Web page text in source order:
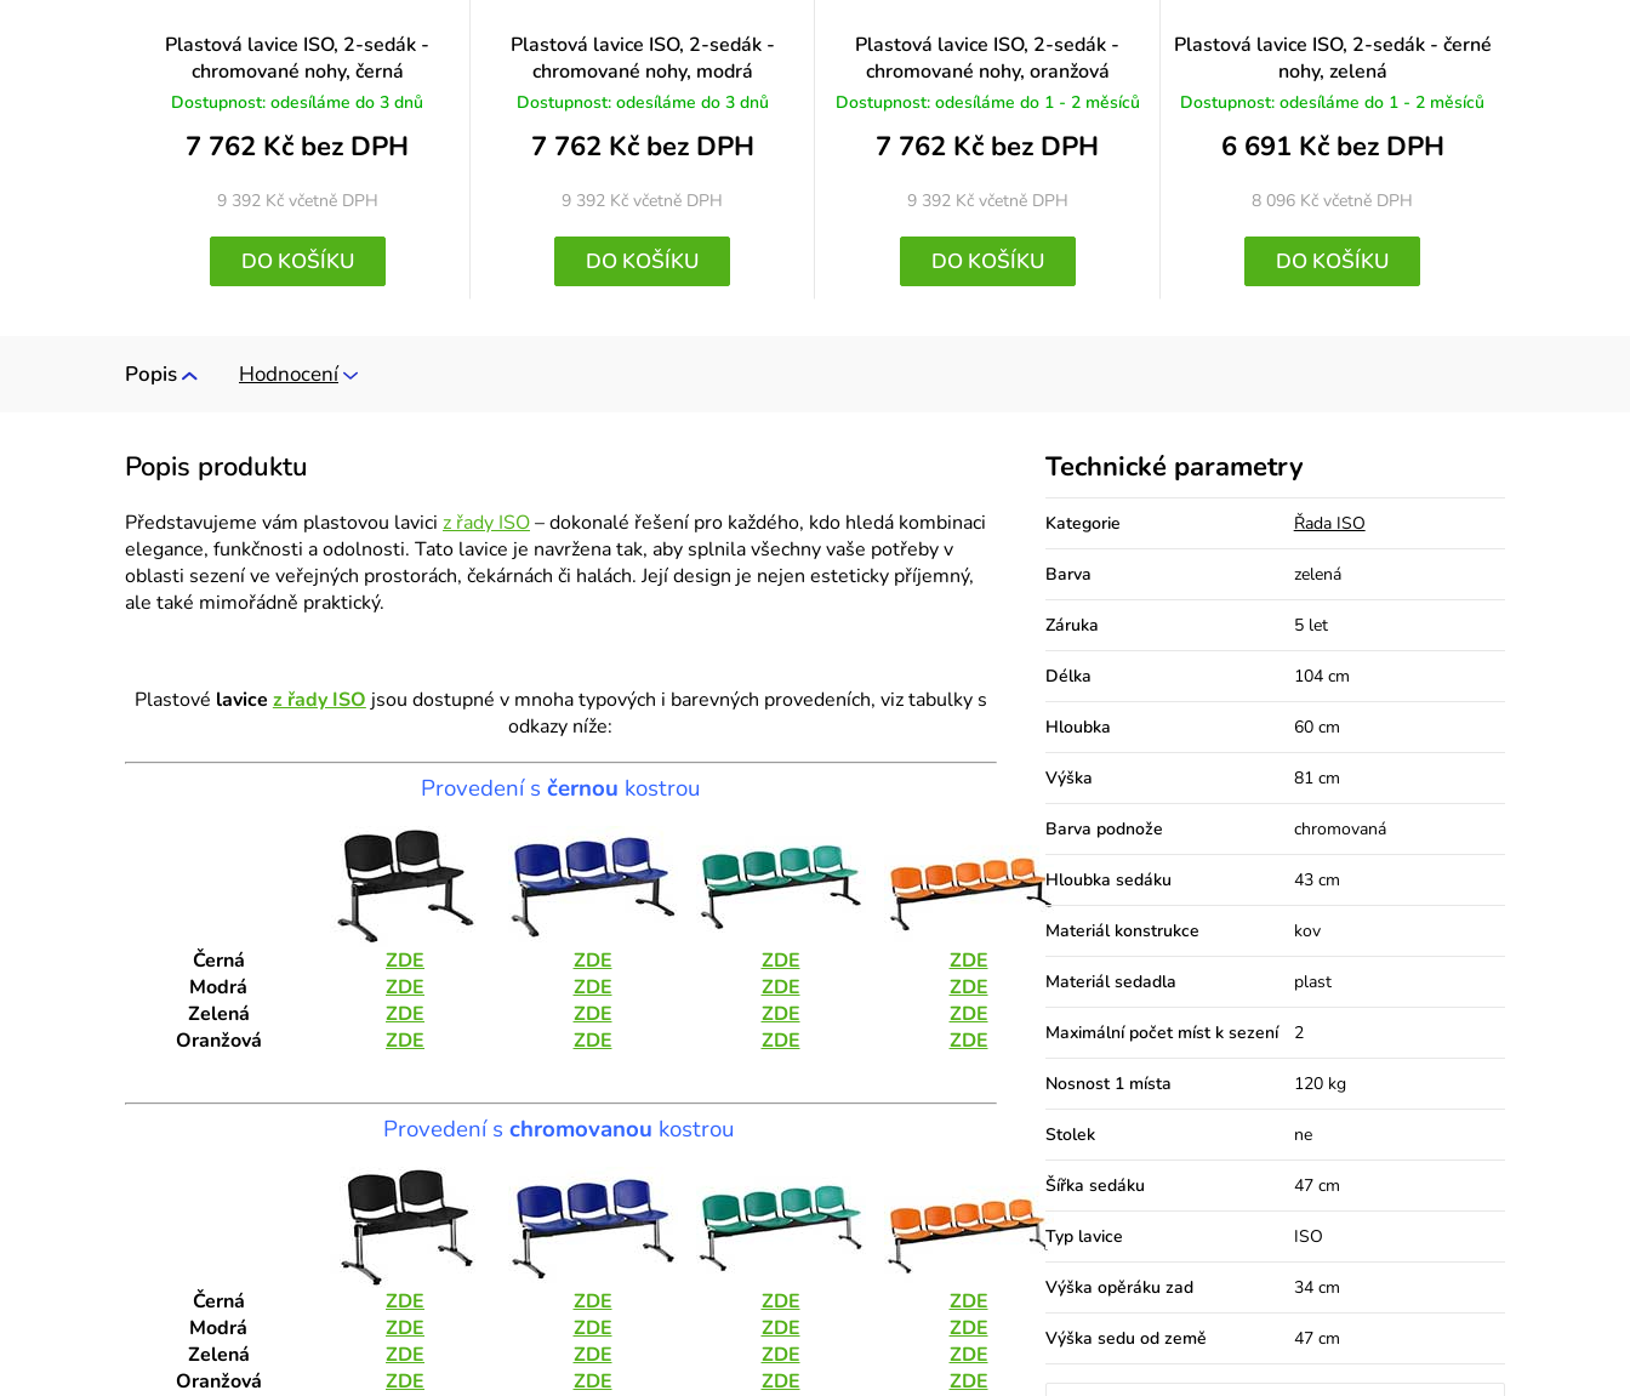
Plastová lavice ISO, 2-sedák -
chromované nohy, černá
Dostupnost: odesíláme do 3 dnů
7 762 Kč bez DPH
9 392 Kč včetně DPH
DO KOŠÍKU
Plastová lavice ISO, 2-sedák -
chromované nohy, modrá
Dostupnost: odesíláme do 3 dnů
7 762 Kč bez DPH
9 392 Kčvčetně DPH
DO KOŠÍKU
Plastová lavice ISO, 2-sedák -
chromované nohy, oranžová
Dostupnost: odesíláme do 1 - 2 měsíců
7 762 Kč bez DPH
9 392 Kč včetně DPH
DO KOŠÍKU
Plastová lavice ISO, 2-sedák - černé
nohy, zelená
Dostupnost: odesíláme do 1 - 2 měsíců
6 691 Kč bez DPH
8 096 Kčvčetně DPH
DO KOŠÍKU
Popis Hodnocení
Představujeme vám plastovou lavici z řady ISO– dokonalé řešení pro každého, kdo hledá kombinaci
elegance, funkčnosti a odolnosti. Tato lavice je navržena tak, aby splnila všechny vaše potřeby v
oblasti sezení ve veřejných prostorách, čekárnách či halách. Její design je nejen esteticky příjemný,
ale také mimořádně praktický.
Plastové lavice z řady ISO jsou dostupné v mnoha typových i barevných provedeních, viz tabulky s
odkazy níže:
Provedení sčernou kostrou
Černá ZDE ZDE ZDE
ZDE
Modrá
ZDE ZDE ZDE
ZDE
Zelená
ZDE ZDE ZDE
ZDE
Oranžová
ZDE ZDE ZDE ZDE
Provedení s chromovanou kostrou
Černá ZDE ZDE ZDE
ZDE
Modrá
ZDE ZDE ZDE
ZDE
Zelená
ZDE ZDE ZDE
ZDE
Oranžová
ZDE ZDE ZDE ZDE
Technické parametry
Kategorie Řada ISO
Barva zelená
Záruka 5 let
Délka 104 cm
Hloubka 60 cm
Výška 81 cm
Barva podnože chromovaná
Hloubka sedáku 43 cm
Materiál konstrukce kov
Materiál sedadla plast
Maximální počet míst k sezení 2
Nosnost 1 místa 120 kg
Stolek ne
Šířka sedáku 47 cm
Typ lavice ISO
Výška opěráku zad 34 cm
Výška sedu od země 47 cm